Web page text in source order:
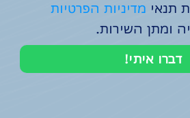
תנאי מדיניות הפרטיות
ומתן השירות.
דברו איתי!